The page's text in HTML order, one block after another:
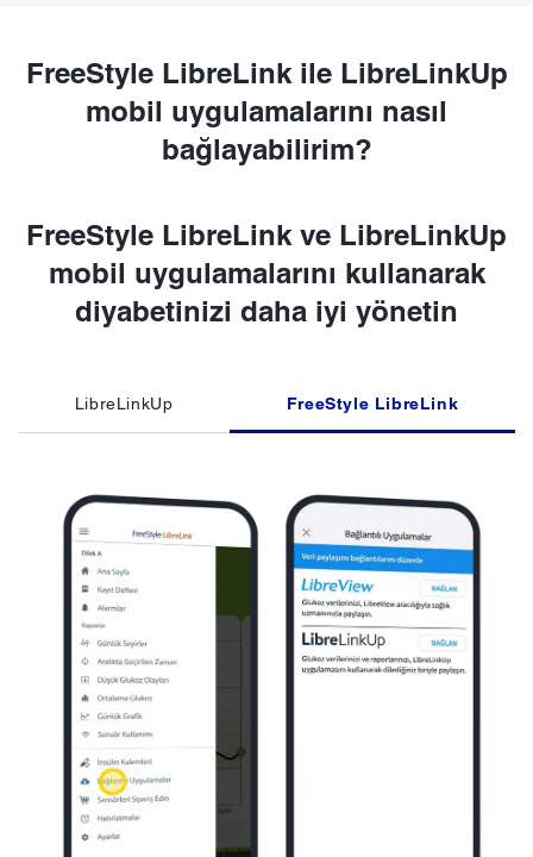
FreeStyle LibreLink ile LibreLinkUp
mobil uygulamalarını nasıl
bağlayabilirim?
FreeStyle LibreLink ve LibreLinkUp
mobil uygulamalarını kullanarak
diyabetinizi daha iyi yönetin
LibreLinkUp FreeStyle LibreLink